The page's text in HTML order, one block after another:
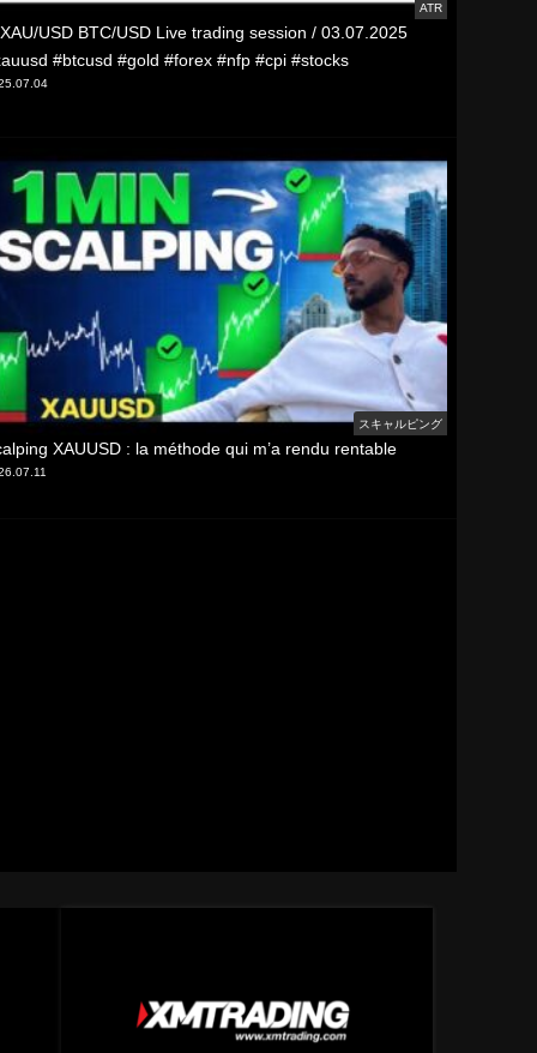
ATR
USD BTC/USD Live trading session / 03.07.2025
#btcusd #gold #forex #nfp #cpi #stocks
スキャルピング
XAUUSD : la méthode qui m’a rendu rentable